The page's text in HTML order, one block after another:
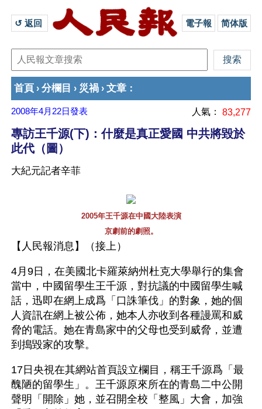
↺ 返回 電子報 简体版
首頁 › 分欄目 › 災禍 › 文章 ：
2008年4月22日發表 人氣： 83,277
專訪王千源(下)：什麼是真正愛國 中共將毀於
此代（圖）
大紀元記者辛菲
2005年王千源在中國大陸表演
京劇前的劇照。
【人民報消息】（接上）
4月9日，在美國北卡羅萊納州杜克大學舉行的集會
當中，中國留學生王千源，對抗議的中國留學生喊
話，迅即在網上成爲「口誅筆伐」的對象，她的個
人資訊在網上被公佈，她本人亦收到各種謾罵和威
脅的電話。她在青島家中的父母也受到威脅，並遭
到搗毀家的攻擊。
17日央視在其網站首頁設立欄目，稱王千源爲「最
醜陋的留學生」。王千源原來所在的青島二中公開
聲明「開除」她，並召開全校「整風」大會，加強